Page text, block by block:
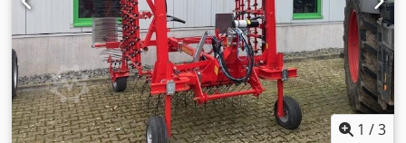
1 /3